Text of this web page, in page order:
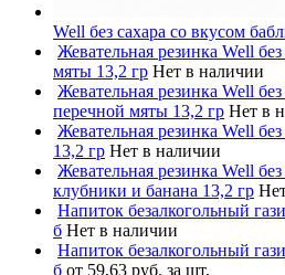
Well без сахара со вкусом
Жевательная резинка Well
мяты 13,2 гр Нет в наличии
Жевательная резинка Well
перечной мяты 13,2 гр Нет в
Жевательная резинка Well
13,2 гр Нет в наличии
Жевательная резинка Well
клубники и банана 13,2 гр
Напиток безалкогольный
б Нет в наличии
Напиток безалкогольный
б от 59,63 руб. за шт.